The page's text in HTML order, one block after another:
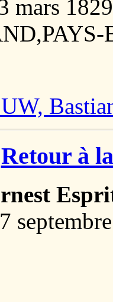
mars
Retour à